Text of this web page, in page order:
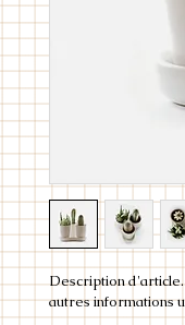
Description
autres informations